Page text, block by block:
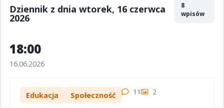
Dziennik z dnia wtorek, 16 czerwca
2026
8
wpisów
18:00
16.06.2026
Edukacja Społeczność 11 2